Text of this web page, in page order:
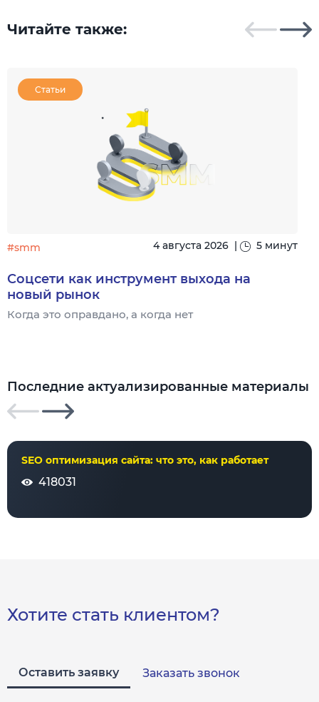
Читайте также:
Статьи
#smm 4 августа 2026 | 5 минут
Соцсети как инструмент выхода на
новый рынок
Когда это оправдано, а когда нет
Последние актуализированные материалы
SEO оптимизация сайта: что это, как работает
418031
Хотите стать клиентом?
Оставить заявку Заказать звонок